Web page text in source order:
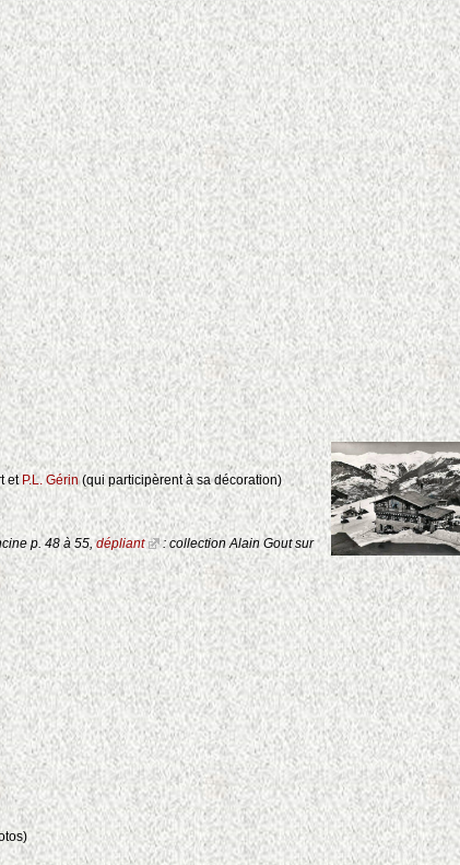
et P.L. Gérin(qui participèrent à sa décoration)
p. 48 à 55,dépliant
: collection Alain Gout sur